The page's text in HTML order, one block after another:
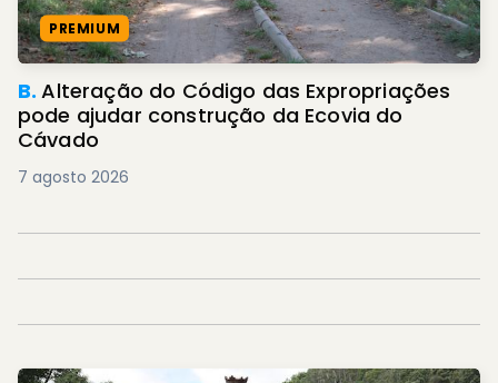
PREMIUM
B.Alteração do Código das Expropriações
pode ajudar construção da Ecovia do
Cávado
7 agosto 2026